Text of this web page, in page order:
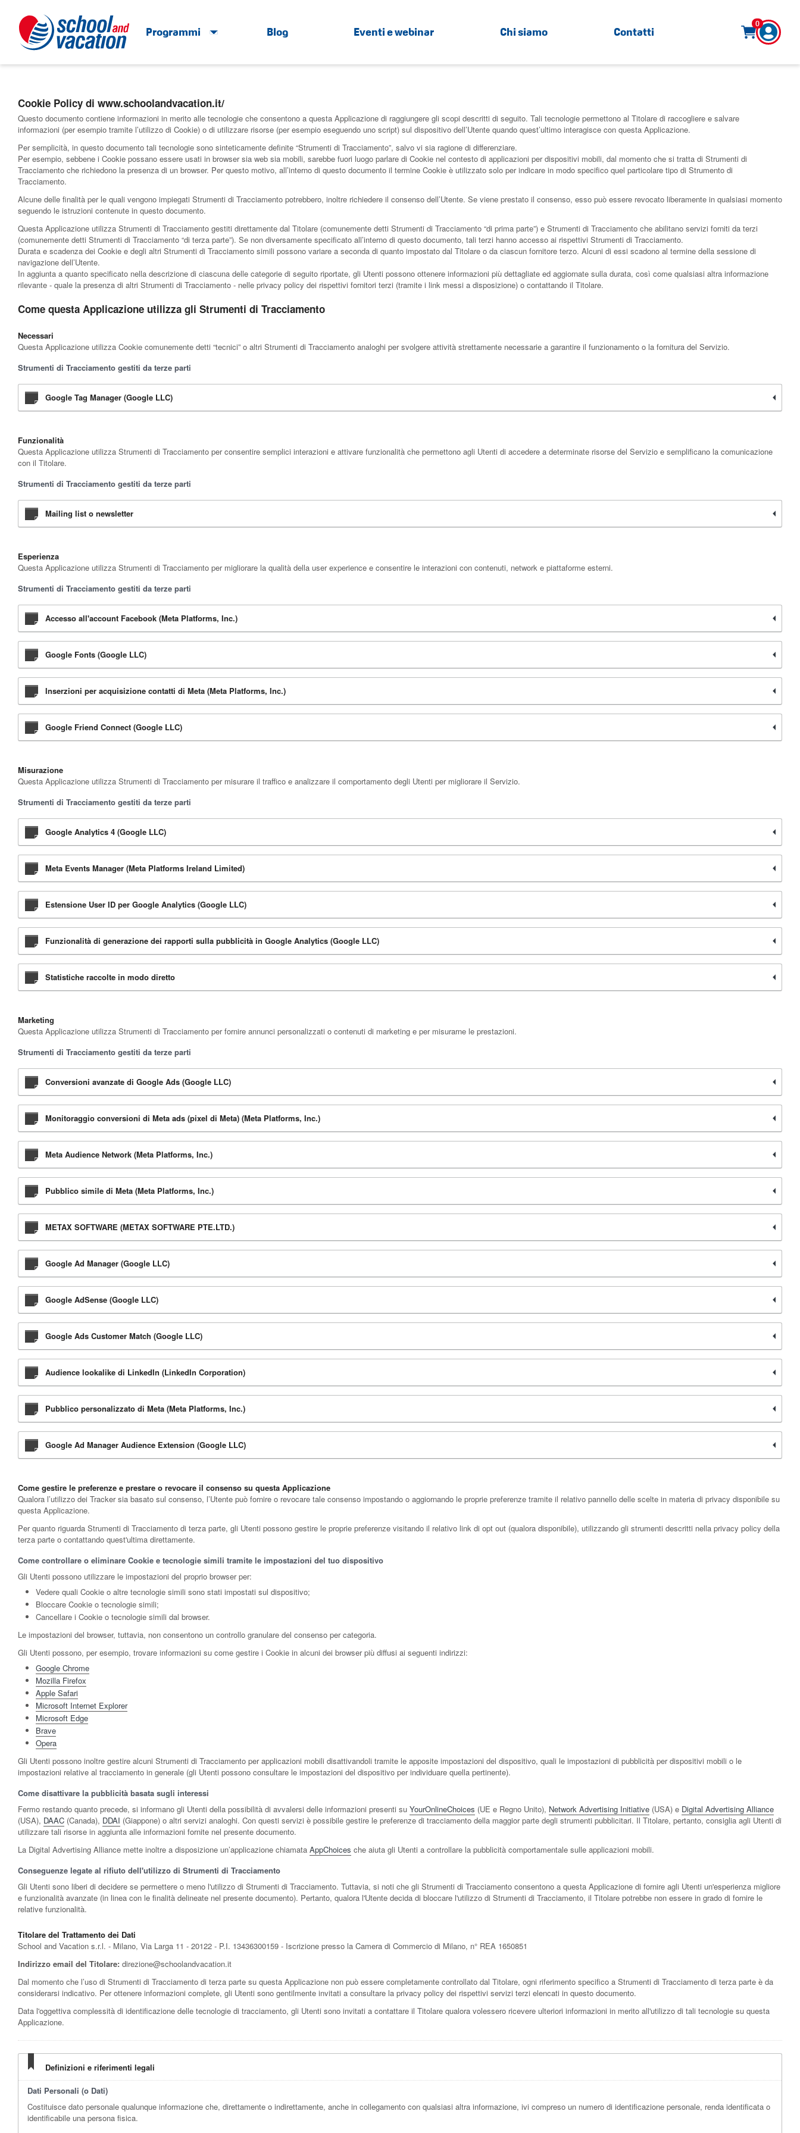
Programmi Blog Eventi e webinar Chi siamo Contatti
0
Cookie Policy di www.schoolandvacation.it/
Questo documento contiene informazioni in merito alle tecnologie che consentono a questa Applicazione di raggiungere gli scopi descritti di seguito. Tali tecnologie permettono al Titolare di raccogliere e salvare
informazioni (per esempio tramite l’utilizzo di Cookie) o di utilizzare risorse (per esempio eseguendo uno script) sul dispositivo dell’Utente quando quest’ultimo interagisce con questa Applicazione.
Per semplicità, in questo documento tali tecnologie sono sinteticamente definite “Strumenti di Tracciamento”, salvo vi sia ragione di differenziare.
Per esempio, sebbene i Cookie possano essere usati in browser sia web sia mobili, sarebbe fuori luogo parlare di Cookie nel contesto di applicazioni per dispositivi mobili, dal momento che si tratta di Strumenti di
Tracciamento che richiedono la presenza di un browser. Per questo motivo, all’interno di questo documento il termine Cookie è utilizzato solo per indicare in modo specifico quel particolare tipo di Strumento di
Tracciamento.
Alcune delle finalità per le quali vengono impiegati Strumenti di Tracciamento potrebbero, inoltre richiedere il consenso dell’Utente. Se viene prestato il consenso, esso può essere revocato liberamente in qualsiasi momento
seguendo le istruzioni contenute in questo documento.
Questa Applicazione utilizza Strumenti di Tracciamento gestiti direttamente dal Titolare (comunemente detti Strumenti di Tracciamento “di prima parte”) e Strumenti di Tracciamento che abilitano servizi forniti da terzi
(comunemente detti Strumenti di Tracciamento “di terza parte”). Se non diversamente specificato all’interno di questo documento, tali terzi hanno accesso ai rispettivi Strumenti di Tracciamento.
Durata e scadenza dei Cookie e degli altri Strumenti di Tracciamento simili possono variare a seconda di quanto impostato dal Titolare o da ciascun fornitore terzo. Alcuni di essi scadono al termine della sessione di
navigazione dell’Utente.
In aggiunta a quanto specificato nella descrizione di ciascuna delle categorie di seguito riportate, gli Utenti possono ottenere informazioni più dettagliate ed aggiornate sulla durata, così come qualsiasi altra informazione
rilevante - quale la presenza di altri Strumenti di Tracciamento - nelle privacy policy dei rispettivi fornitori terzi (tramite i link messi a disposizione) o contattando il Titolare.
Come questa Applicazione utilizza gli Strumenti di Tracciamento
Necessari
Questa Applicazione utilizza Cookie comunemente detti “tecnici” o altri Strumenti di Tracciamento analoghi per svolgere attività strettamente necessarie a garantire il funzionamento o la fornitura del Servizio.
Strumenti di Tracciamento gestiti da terze parti
Google Tag Manager (Google LLC)
Funzionalità
Questa Applicazione utilizza Strumenti di Tracciamento per consentire semplici interazioni e attivare funzionalità che permettono agli Utenti di accedere a determinate risorse del Servizio e semplificano la comunicazione
con il Titolare.
Strumenti di Tracciamento gestiti da terze parti
Mailing list o newsletter
Esperienza
Questa Applicazione utilizza Strumenti di Tracciamento per migliorare la qualità della user experience e consentire le interazioni con contenuti, network e piattaforme esterni.
Strumenti di Tracciamento gestiti da terze parti
Accesso all'account Facebook (Meta Platforms, Inc.)
Google Fonts (Google LLC)
Inserzioni per acquisizione contatti di Meta (Meta Platforms, Inc.)
Google Friend Connect (Google LLC)
Misurazione
Questa Applicazione utilizza Strumenti di Tracciamento per misurare il traffico e analizzare il comportamento degli Utenti per migliorare il Servizio.
Strumenti di Tracciamento gestiti da terze parti
Google Analytics 4 (Google LLC)
Meta Events Manager (Meta Platforms Ireland Limited)
Estensione User ID per Google Analytics (Google LLC)
Funzionalità di generazione dei rapporti sulla pubblicità in Google Analytics (Google LLC)
Statistiche raccolte in modo diretto
Marketing
Questa Applicazione utilizza Strumenti di Tracciamento per fornire annunci personalizzati o contenuti di marketing e per misurarne le prestazioni.
Strumenti di Tracciamento gestiti da terze parti
Conversioni avanzate di Google Ads (Google LLC)
Monitoraggio conversioni di Meta ads (pixel di Meta) (Meta Platforms, Inc.)
Meta Audience Network (Meta Platforms, Inc.)
Pubblico simile di Meta (Meta Platforms, Inc.)
METAX SOFTWARE (METAX SOFTWARE PTE.LTD.)
Google Ad Manager (Google LLC)
Google AdSense (Google LLC)
Google Ads Customer Match (Google LLC)
Audience lookalike di LinkedIn (LinkedIn Corporation)
Pubblico personalizzato di Meta (Meta Platforms, Inc.)
Google Ad Manager Audience Extension (Google LLC)
Come gestire le preferenze e prestare o revocare il consenso su questa Applicazione
Qualora l’utilizzo dei Tracker sia basato sul consenso, l’Utente può fornire o revocare tale consenso impostando o aggiornando le proprie preferenze tramite il relativo pannello delle scelte in materia di privacy disponibile su
questa Applicazione.
Per quanto riguarda Strumenti di Tracciamento di terza parte, gli Utenti possono gestire le proprie preferenze visitando il relativo link di opt out (qualora disponibile), utilizzando gli strumenti descritti nella privacy policy della
terza parte o contattando quest'ultima direttamente.
Come controllare o eliminare Cookie e tecnologie simili tramite le impostazioni del tuo dispositivo
Gli Utenti possono utilizzare le impostazioni del proprio browser per:
Vedere quali Cookie o altre tecnologie simili sono stati impostati sul dispositivo;
Bloccare Cookie o tecnologie simili;
Cancellare i Cookie o tecnologie simili dal browser.
Le impostazioni del browser, tuttavia, non consentono un controllo granulare del consenso per categoria.
Gli Utenti possono, per esempio, trovare informazioni su come gestire i Cookie in alcuni dei browser più diffusi ai seguenti indirizzi:
Google Chrome
Mozilla Firefox
Apple Safari
Microsoft Internet Explorer
Microsoft Edge
Brave
Opera
Gli Utenti possono inoltre gestire alcuni Strumenti di Tracciamento per applicazioni mobili disattivandoli tramite le apposite impostazioni del dispositivo, quali le impostazioni di pubblicità per dispositivi mobili o le
impostazioni relative al tracciamento in generale (gli Utenti possono consultare le impostazioni del dispositivo per individuare quella pertinente).
Come disattivare la pubblicità basata sugli interessi
Fermo restando quanto precede, si informano gli Utenti della possibilità di avvalersi delle informazioni presenti su YourOnlineChoices (UE e Regno Unito), Network Advertising Initiative (USA) e Digital Advertising Alliance
(USA), DAAC (Canada), DDAI (Giappone) o altri servizi analoghi. Con questi servizi è possibile gestire le preferenze di tracciamento della maggior parte degli strumenti pubblicitari. Il Titolare, pertanto, consiglia agli Utenti di
utilizzare tali risorse in aggiunta alle informazioni fornite nel presente documento.
La Digital Advertising Alliance mette inoltre a disposizione un’applicazione chiamata AppChoices che aiuta gli Utenti a controllare la pubblicità comportamentale sulle applicazioni mobili.
Conseguenze legate al rifiuto dell'utilizzo di Strumenti di Tracciamento
Gli Utenti sono liberi di decidere se permettere o meno l'utilizzo di Strumenti di Tracciamento. Tuttavia, si noti che gli Strumenti di Tracciamento consentono a questa Applicazione di fornire agli Utenti un'esperienza migliore
e funzionalità avanzate (in linea con le finalità delineate nel presente documento). Pertanto, qualora l'Utente decida di bloccare l'utilizzo di Strumenti di Tracciamento, il Titolare potrebbe non essere in grado di fornire le
relative funzionalità.
Titolare del Trattamento dei Dati
School and Vacation s.r.l. - Milano, Via Larga 11 - 20122 - P.I. 13436300159 - Iscrizione presso la Camera di Commercio di Milano, n° REA 1650851
Indirizzo email del Titolare: direzione@schoolandvacation.it
Dal momento che l’uso di Strumenti di Tracciamento di terza parte su questa Applicazione non può essere completamente controllato dal Titolare, ogni riferimento specifico a Strumenti di Tracciamento di terza parte è da
considerarsi indicativo. Per ottenere informazioni complete, gli Utenti sono gentilmente invitati a consultare la privacy policy dei rispettivi servizi terzi elencati in questo documento.
Data l'oggettiva complessità di identificazione delle tecnologie di tracciamento, gli Utenti sono invitati a contattare il Titolare qualora volessero ricevere ulteriori informazioni in merito all'utilizzo di tali tecnologie su questa
Applicazione.
Definizioni e riferimenti legali
Dati Personali (o Dati)
Costituisce dato personale qualunque informazione che, direttamente o indirettamente, anche in collegamento con qualsiasi altra informazione, ivi compreso un numero di identificazione personale, renda identificata o
identificabile una persona fisica.